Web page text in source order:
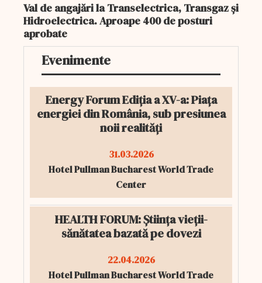
Val de angajări la Transelectrica, Transgaz și
Hidroelectrica. Aproape 400 de posturi
aprobate
Evenimente
Energy Forum Ediția a XV-a: Piața
energiei din România, sub presiunea
noii realități
31.03.2026
Hotel Pullman Bucharest World Trade
Center
HEALTH FORUM: Știința vieții-
sănătatea bazată pe dovezi
22.04.2026
Hotel Pullman Bucharest World Trade